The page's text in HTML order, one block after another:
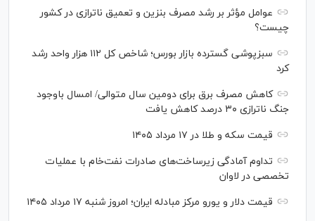
عوامل مؤثر بر رشد مصرف بنزین و تعمیق ناترازی در کشور
چیست؟
سبزپوشی گسترده بازار بورس؛ شاخص کل ۱۱۲ هزار واحد رشد
کرد
کاهش مصرف برق برای دومین سال متوالی/ امسال باوجود
جنگ ناترازی ۳۰ درصد کاهش یافت
قیمت سکه و طلا در ۱۷ مرداد ۱۴۰۵
تداوم آمادگی زیرساخت‌های صادرات نفت‌خام با عملیات
تخصصی در لاوان
قیمت دلار و یورو مرکز مبادله ایران؛ امروز شنبه ۱۷ مرداد ۱۴۰۵